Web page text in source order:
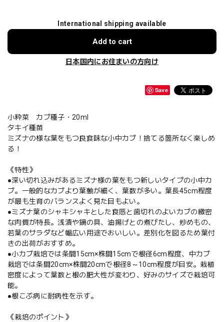
International shipping available
Add to cart
日本国内にお住まいの方向け
Save
小粋菜 カブ種子・20ml
タキイ種苗
ミズナの様な葉をもつ良食味な小中カブ！捨てる箇所なく楽しめ
る！
《特性》
●深い切れ込みがあるミズナ様の葉をもつ新しいタイプの小中カ
ブ。一般的なカブより葉軸が細く、葉数が多い。葉長45cm程度
が最も生育のバランスよく見た目もよい。
●ミズナ葉のシャキシャキとした食感と歯切れのよいカブの緻密
な肉質が特長。浅漬や鍋の具、油揚げとの煮びたし、炒めもの、
若葉のサラダなど幅広い用途でおいしい。差別化を図るため葉付
きの出荷がおすすめ。
●小カブ栽培では条間15cm×株間15cmで根径6cm程度、中カブ
栽培では条間20cm×株間20cmで根径8～10cm程度が目安。栽植
密度によって葉数と根の肥大性が変わり、好みのサイズで栽培可
能。
●根こぶ病に耐病性を示す。
《栽培のポイント》